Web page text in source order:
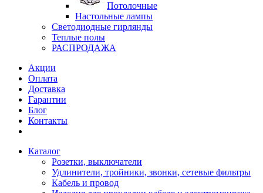
Потолочные
Настольные лампы
Светодиодные гирлянды
Теплые полы
РАСПРОДАЖА
Акции
Оплата
Доставка
Гарантии
Блог
Контакты
Каталог
Розетки, выключатели
Удлинители, тройники, звонки, сетевые фильтры
Кабель и провод